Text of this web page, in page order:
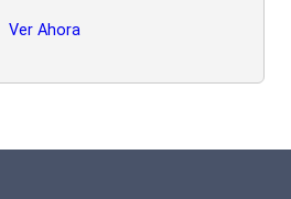
Ver Ahora